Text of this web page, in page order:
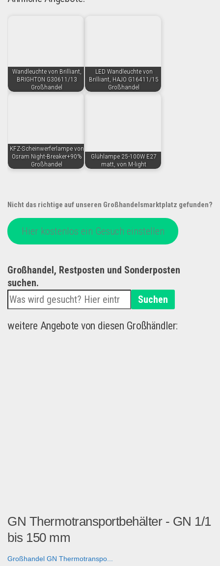
Wandleuchte von Brilliant,
BRIGHTON G30611/13
Großhandel
LED Wandleuchte von
Brilliant, HAJO G16411/15
Großhandel
KFZ-Scheinwerferlampe von
Osram Night-Breaker+90%
Großhandel
Glühlampe 25-100W E27
matt, von M-light
Nicht das richtige auf unseren Großhandelsmarktplatz gefunden?
Hier kostenlos ein Gesuch einstellen
Großhandel, Restposten und Sonderposten
suchen.
Suchen
weitere Angebote von diesen Großhändler:
GN Thermotransportbehälter - GN 1/1
bis 150 mm
Großhandel GN Thermotranspo...